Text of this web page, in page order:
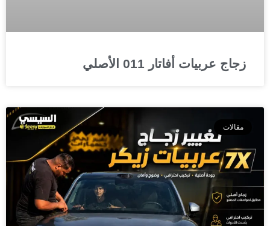
زجاج عربيات أفاتار 011 الأصلي
مقالات